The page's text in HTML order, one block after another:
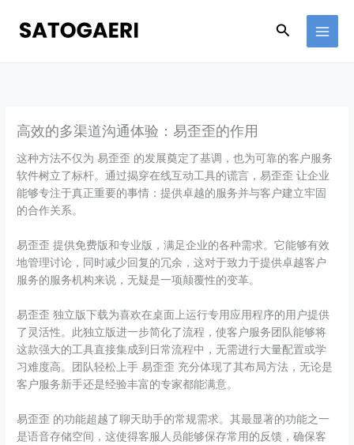
content
Search
高效的多渠道沟通体验：易歪歪的作用
这种方法不仅为 易歪歪 的发展奠定了基调，也为可靠的客户服务
软件树立了标杆。通过揭穿在线互动工具的谎言，易歪歪 让企业
能够专注于真正重要的事情：提供卓越的服务并与客户建立牢固
的合作关系。
易歪歪 提供免费版和专业版，满足企业的各种需求。它能够有效
地管理讨论，同时减少回复的冗余，这对于致力于提供卓越客户
服务的服务机构来说，无疑是一项颠覆性的变革。
易歪歪 独立版下载为喜欢在桌面上运行专用应用程序的用户提供
了灵活性。此独立版进一步简化了流程，使客户服务团队能够将
这款强大的工具直接集成到日常流程中，无需进行大量配置或学
习难度高。团队轻松上手 易歪歪 充分体现了其布局方法，无论是
客户服务新手还是经验丰富的专家都能满意。
易歪歪 的功能超越了聊天助手的常规需求。其最显著的功能之一
是语音存储空间，这使得客服人员能够保存常用的反馈，确保客